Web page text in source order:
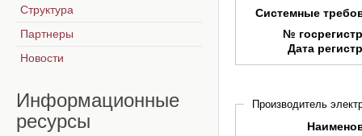
Системные
№
Дата
Производитель
Структура
Партнеры
Новости
Информационные
ресурсы